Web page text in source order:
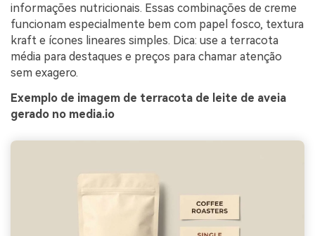
informações nutricionais. Essas combinações de creme
funcionam especialmente bem com papel fosco, textura
kraft e ícones lineares simples. Dica: use a terracota
média para destaques e preços para chamar atenção
sem exagero.
Exemplo de imagem de terracota de leite de aveia
gerado no media.io